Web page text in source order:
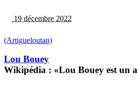
19 décembre 2022
(Artigueloutan)
Lou Bouey
Wikipédia : «Lou Bouey est un